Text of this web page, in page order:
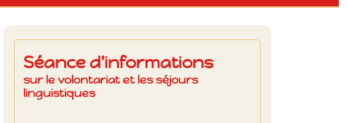
Séance d'informations
sur le volontariat et les séjours
linguistiques